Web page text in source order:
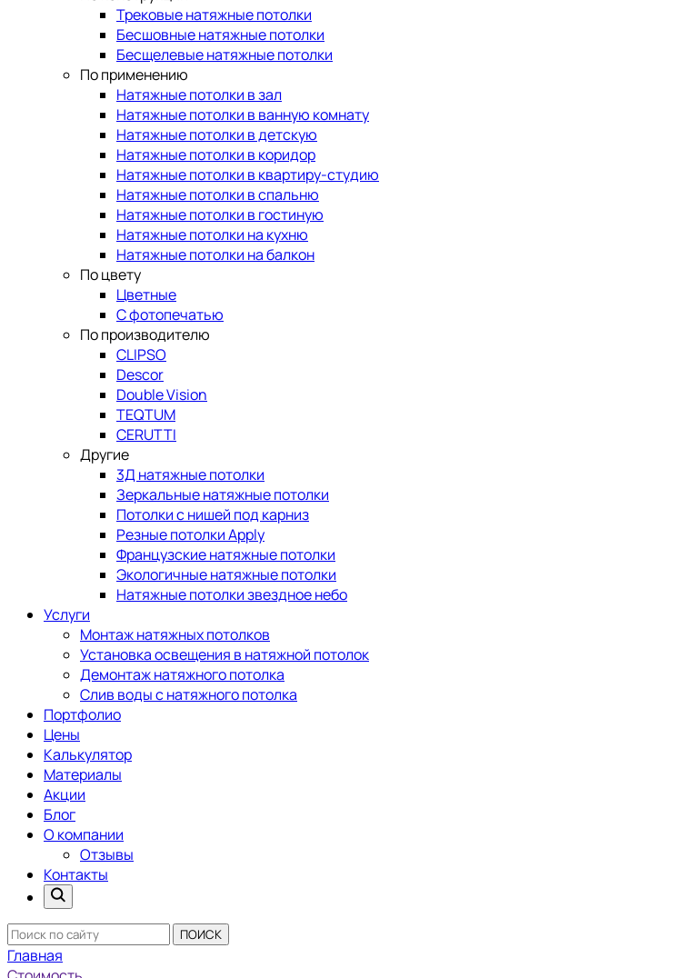
Трековые натяжные потолки
Бесшовные натяжные потолки
Бесщелевые натяжные потолки
По применению
Натяжные потолки в зал
Натяжные потолки в ванную комнату
Натяжные потолки в детскую
Натяжные потолки в коридор
Натяжные потолки в квартиру-студию
Натяжные потолки в спальню
Натяжные потолки в гостиную
Натяжные потолки на кухню
Натяжные потолки на балкон
По цвету
Цветные
С фотопечатью
По производителю
CLIPSO
Descor
Double Vision
TEQTUM
CERUTTI
Другие
3Д натяжные потолки
Зеркальные натяжные потолки
Потолки с нишей под карниз
Резные потолки Apply
Французские натяжные потолки
Экологичные натяжные потолки
Натяжные потолки звездное небо
Услуги
Монтаж натяжных потолков
Установка освещения в натяжной потолок
Демонтаж натяжного потолка
Слив воды с натяжного потолка
Портфолио
Цены
Калькулятор
Материалы
Акции
Блог
О компании
Отзывы
Контакты
ПОИСК
Главная